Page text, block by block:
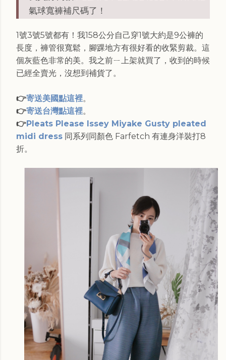
氣球寬褲補尺碼了！
1號3號5號都有！我158公分自己穿1號大約是9公褲的
長度，褲管很寬鬆，腳踝地方有很好看的收緊剪裁。這
個灰藍色非常的美。我之前ㄧ上架就買了，收到的時候
已經全賣光，沒想到補貨了。
👉寄送美國點這裡。
👉寄送台灣點這裡。
👉Pleats Please Issey Miyake Gusty pleated
midi dress 同系列同顏色 Farfetch 有連身洋裝打8
折。